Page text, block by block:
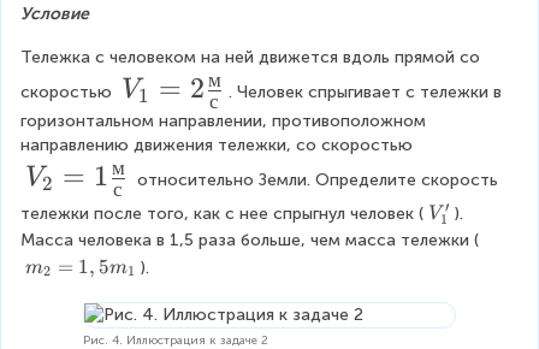
}
m
c
d
o
t
\
v
e
c
{
c
o
t
V
_
0
c
d
o
t
t
+
m
\
(
\
f
r
a
c
{
м
}
{
Условие
Тележка с человеком на ней движется вдоль прямой со
скоростью V
_
1
=
2
\f
a
V1 = 2 с
м . Человек спрыгивает с тележки в
горизонтальном направлении, противоположном
направлению движения тележки, со скоростью
V
_
2
=
V2 = 1 с
м
относительно Земли. Определите скорость
тележки после того, как с нее спрыгнул человек ( V
_
V1
′ ).
Масса человека в 1,5 раза больше, чем масса тележки (
m
m2 = 1, 5m1 ).
Рис. 4. Иллюстрация к задаче 2